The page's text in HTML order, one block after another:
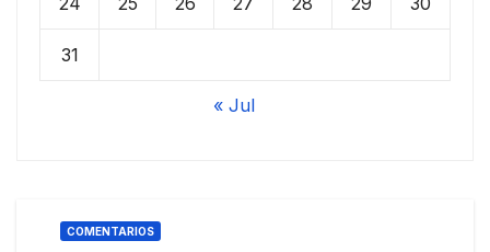
31
« Jul
COMENTARIOS